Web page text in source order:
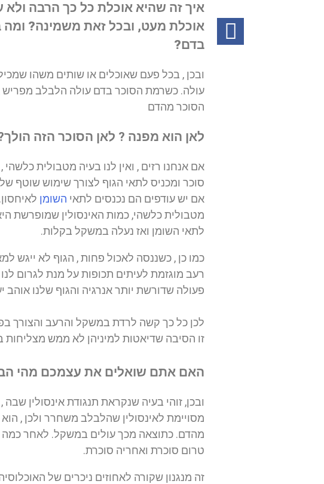
איך זה שהיא אוכלת כל כך הרבה ולא
אוכלת מעט, ובכל זאת משמינה?
בדם?
ובכן , בכל פעם שאוכלים או שותים משהו
עולה. כשרמת הסוכר בדם עולה הלבלב מפריש
הסוכר מהדם
לאן הוא מפנה ? לאן הסוכר הזה
אם אנחנו רזים , ואין לנו בעיה מטבולית
סוכר ומכניס לתאי הגוף לצורך שימוש שוטף
אם יש עודפים הם נכנסים לתאי השומן
מטבולית כלשהי, כמות האינסולין שמופרשת
לתאי השומן ואז נעלה במשקל בקלות.
כמו כן , כשננסה לאכול פחות , הגוף לא ייגש
רעב מוגזמת לעיתים תכופות על מנת לגרום
פעולה שדורשת יותר אנרגיה והגוף שלנו אוהב
לכן כל כך קשה לרדת במשקל והרעב והצורך
זו הסיבה שדיאטות למיניהן לא ממש מצליחות
האם אתם שואלים את עצמכם מהי
ובכן, זוהי בעיה שנקראת תנגודת אינסולין
מסויימת לאינסולין שהלבלב משחרר ולכן ,
מהדם. כתוצאה מכך עולים במשקל. לאחר כמה
טרום סוכרת ואחריה סוכרת.
זה מנגנון שקורה לאחוזים ניכרים של